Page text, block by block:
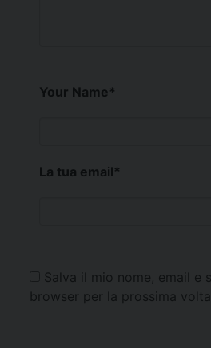
Your Name*
La tua email*
Salva il mio nome, email e
browser per la prossima